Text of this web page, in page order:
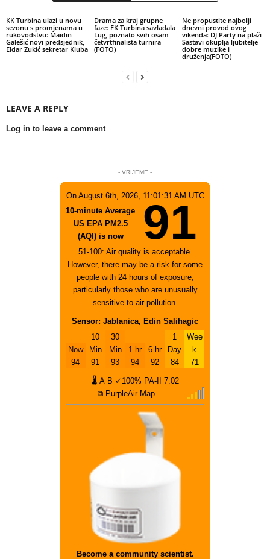
KK Turbina ulazi u novu
sezonu s promjenama u
rukovodstvu: Maidin
Galešić novi predsjednik,
Eldar Zukić sekretar Kluba
Drama za kraj grupne
faze: FK Turbina savladala
Lug, poznato svih osam
četvrtfinalista turnira
(FOTO)
Ne propustite najbolji
dnevni provod ovog
vikenda: DJ Party na plaži
Sastavi okuplja ljubitelje
dobre muzike i
druženja(FOTO)
LEAVE A REPLY
Log in to leave a comment
- VRIJEME -
On August 6th, 2026, 11:01:31 AM UTC
10-minute Average
US EPA PM2.5
(AQI) is now
91
51-100: Air quality is acceptable.
However, there may be a risk for some
people with 24 hours of exposure,
particularly those who are unusually
sensitive to air pollution.
Sensor: Jablanica, Edin Salihagic
Now
94
10
Min
91
30
Min
93
1 hr
94
6 hr
92
1
Day
84
Wee
k
71
🌡 A B ✓100% PA-II
7.02
⧉ PurpleAir Map
Become a community scientist.